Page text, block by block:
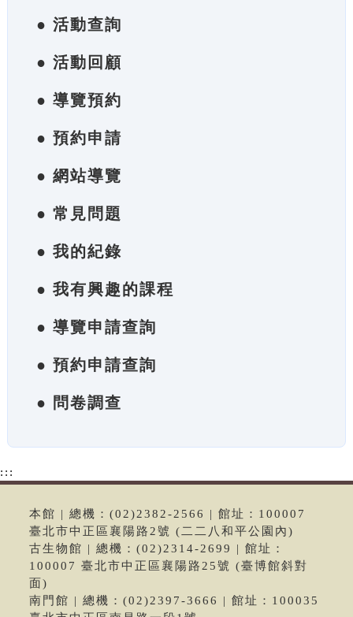
● 活動查詢
● 活動回顧
● 導覽預約
● 預約申請
● 網站導覽
● 常見問題
● 我的紀錄
● 我有興趣的課程
● 導覽申請查詢
● 預約申請查詢
● 問卷調查
:::
本館 | 總機：(02)2382-2566 | 館址：100007
臺北市中正區襄陽路2號 (二二八和平公園內)
古生物館 | 總機：(02)2314-2699 | 館址：
100007 臺北市中正區襄陽路25號 (臺博館斜對
面)
南門館 | 總機：(02)2397-3666 | 館址：100035